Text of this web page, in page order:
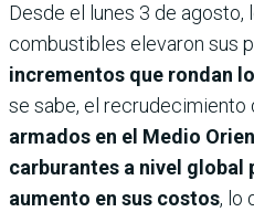
Desde el lunes 3 de
combustibles elevaron sus
incrementos que rondan
se sabe, el recrudecimiento
armados en el Medio
carburantes a nivel global
aumento en sus costos, lo